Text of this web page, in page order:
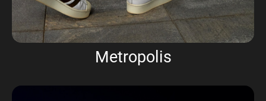
Metropolis